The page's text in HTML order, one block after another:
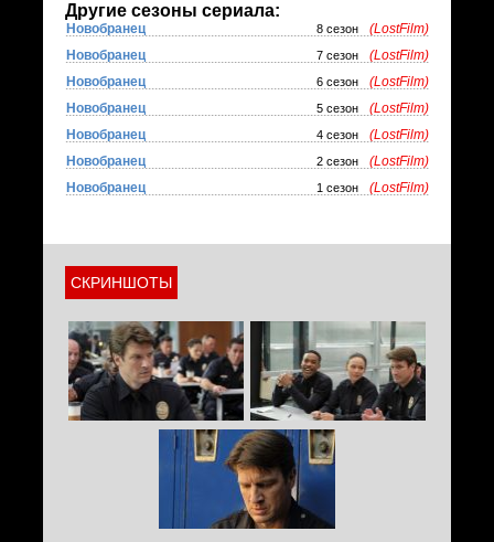
Другие сезоны сериала:
Новобранец 8 сезон
(LostFilm)
Новобранец
7 сезон
(LostFilm)
Новобранец
6 сезон
(LostFilm)
Новобранец
5 сезон
(LostFilm)
Новобранец
4 сезон
(LostFilm)
Новобранец
2 сезон
(LostFilm)
Новобранец
1 сезон (LostFilm)
СКРИНШОТЫ